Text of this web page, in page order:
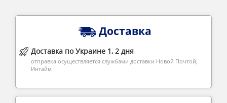
Доставка
Доставка по Украине 1, 2 дня
отправка осуществляется службами доставки Новой Почтой,
Интайм